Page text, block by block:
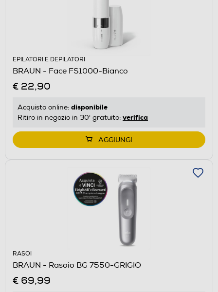
EPILATORI E DEPILATORI
BRAUN - Face FS1000-Bianco
€ 22,90
Acquisto online: disponibile
Ritiro in negozio in 30' gratuito: verifica
AGGIUNGI
RASOI
BRAUN - Rasoio BG 7550-GRIGIO
€ 69,99